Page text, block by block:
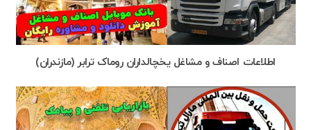
اطلاعات اصناف و مشاغل یخچالداران روماک ترابر (مازندران)